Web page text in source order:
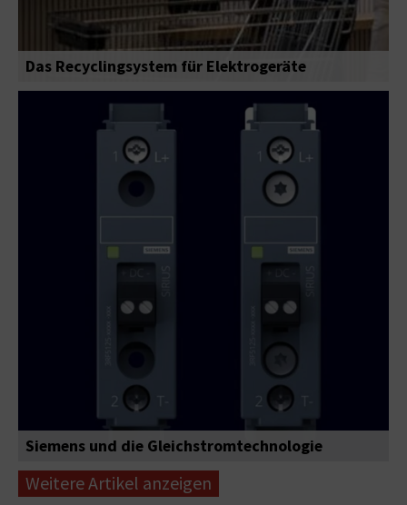
Das Recyclingsystem für Elektrogeräte
Siemens und die Gleichstromtechnologie
Weitere Artikel anzeigen